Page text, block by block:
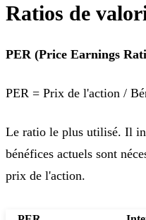
Ratios de
PER (Price Earnings
PER = Prix de l'action /
Le ratio le plus utilisé. Il
bénéfices actuels sont
prix de l'action.